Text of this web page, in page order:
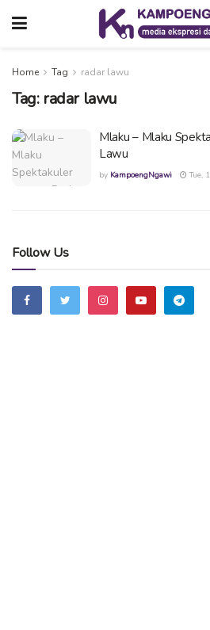
Home Tag radar lawu
Tag: radar lawu
Mlaku – Mlaku
Lawu
by KampoengNgawi Tue,
Follow Us